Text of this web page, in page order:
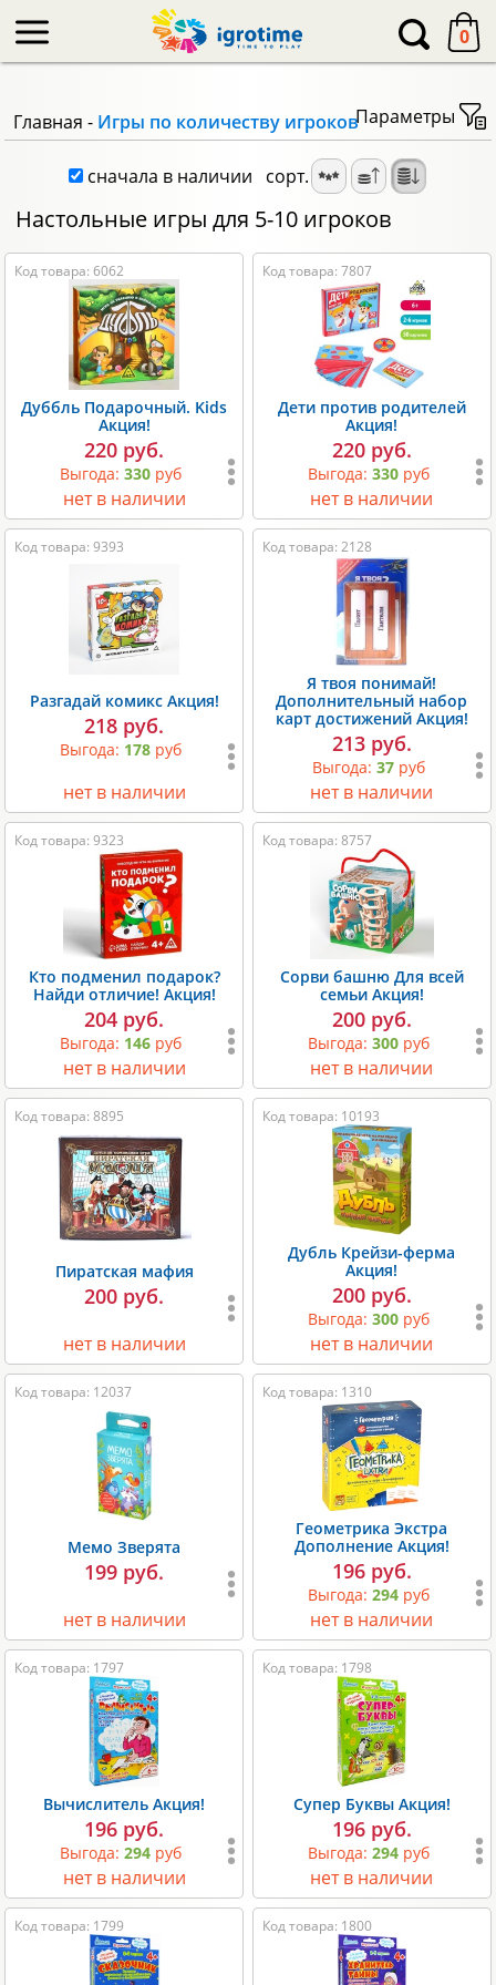
0
Главная - Игры по количеству игроковПараметры
сначала в наличии сорт.
Настольные игры для 5-10 игроков
Код товара: 6062
Дуббль Подарочный. Kids
Акция!
220 руб.
Выгода:330 руб
нет в наличии
Код товара: 7807
Дети против родителей
Акция!
220 руб.
Выгода: 330руб
нет в наличии
Код товара: 9393
Разгадай комикс Акция!
218 руб.
Выгода: 178 руб
нет в наличии
Код товара: 2128
Я твоя понимай!
Дополнительный набор
карт достижений Акция!
213 руб.
Выгода: 37руб
нет в наличии
Код товара: 9323
Кто подменил подарок?
Найди отличие! Акция!
204 руб.
Выгода: 146 руб
нет в наличии
Код товара: 8757
Сорви башню Для всей
семьи Акция!
200 руб.
Выгода: 300руб
нет в наличии
Код товара: 8895
Пиратская мафия
200 руб.
нет в наличии
Код товара: 10193
Дубль Крейзи-ферма
Акция!
200 руб.
Выгода: 300руб
нет в наличии
Код товара: 12037
Мемо Зверята
199 руб.
нет в наличии
Код товара: 1310
Геометрика Экстра
Дополнение Акция!
196 руб.
Выгода: 294руб
нет в наличии
Код товара: 1797
Вычислитель Акция!
196 руб.
Выгода:294 руб
нет в наличии
Код товара: 1798
Супер Буквы Акция!
196 руб.
Выгода: 294руб
нет в наличии
Код товара: 1799 Код товара: 1800